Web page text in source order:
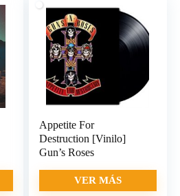
Appetite For
Destruction [Vinilo]
Gun’s Roses
VER MÁS